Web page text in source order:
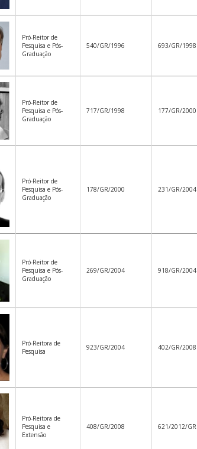
Pró-Reitor de
Pesquisa e Pós-
Graduação
540/GR/1996 693/GR/1998
Pró-Reitor de
Pesquisa e Pós-
Graduação
717/GR/1998 177/GR/2000
Pró-Reitor de
Pesquisa e Pós-
Graduação
178/GR/2000 231/GR/2004
Pró-Reitor de
Pesquisa e Pós-
Graduação
269/GR/2004 918/GR/2004
Pró-Reitora de
Pesquisa
923/GR/2004 402/GR/2008
Pró-Reitora de
Pesquisa e
Extensão
408/GR/2008 621/2012/GR